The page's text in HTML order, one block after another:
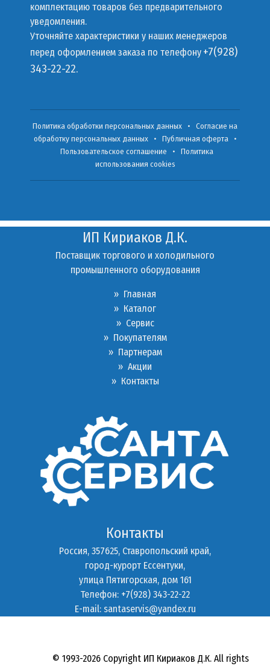
комплектацию товаров без предварительного
уведомления.
Уточняйте характеристики у наших менеджеров
перед оформлением заказа по телефону +7(928)
343-22-22.
Политика обработки персональных данных • Согласие на
обработку персональных данных• Публичная оферта
•
Пользовательское соглашение • Политика
использования cookies
ИП Кириаков Д.К.
Поставщик торгового и холодильного
промышленного оборудования
» Главная
» Каталог
» Сервис
» Покупателям
» Партнерам
» Акции
» Контакты
Контакты
Россия, 357625, Ставропольский край,
город-курорт Ессентуки,
улица Пятигорская, дом 161
Телефон: +7(928) 343-22-22
E-mail: santaservis@yandex.ru
© 1993-2026 Copyright ИП Кириаков Д.К. All rights